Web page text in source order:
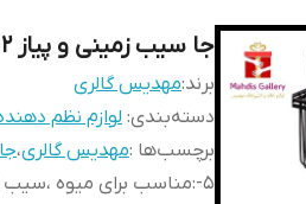
جا سیب زمینی و پیاز ۲ طبقه(جا پیازی)
برند:مهدیس گالری
دسته‌بندی: لوازم نظم
برچسب‌ها :مهدیس گالری،
5-
:مناسب برای میوه ،سیب